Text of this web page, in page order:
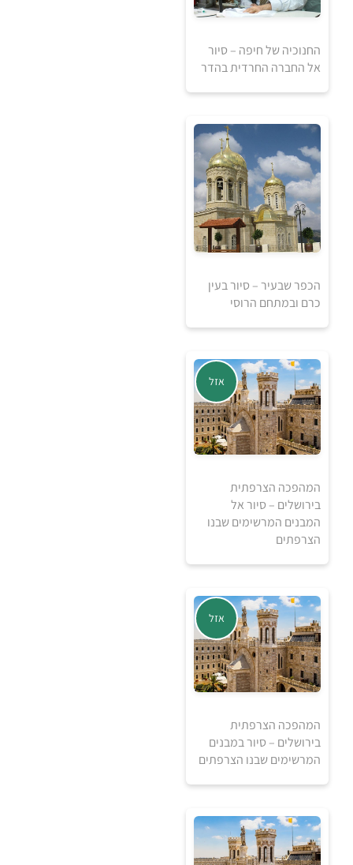
120
₪
למידע ולרכישה
החנוכיה של חיפה – סיור
אל החברה החרדית בהדר
5
₪
הכפר שבעיר – סיור בעין
כרם ובמתחם הרוסי
אזל
המהפכה הצרפתית
בירושלים – סיור אל
המבנים המרשימים שבנו
הצרפתים
אזל מהמלאי
אזל
המהפכה הצרפתית
בירושלים – סיור במבנים
המרשימים שבנו הצרפתים